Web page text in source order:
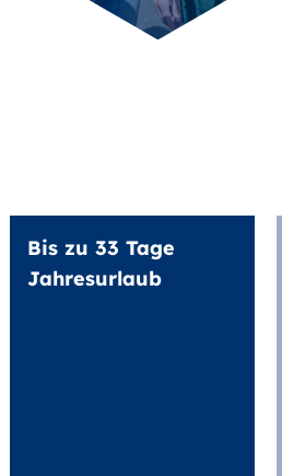
Bis zu 33 Tage
Jahresurlaub